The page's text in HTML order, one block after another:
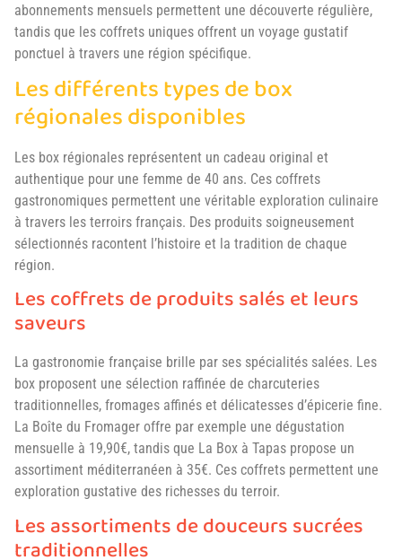
abonnements mensuels permettent une découverte régulière,
tandis que les coffrets uniques offrent un voyage gustatif
ponctuel à travers une région spécifique.
Les différents types de box
régionales disponibles
Les box régionales représentent un cadeau original et
authentique pour une femme de 40 ans. Ces coffrets
gastronomiques permettent une véritable exploration culinaire
à travers les terroirs français. Des produits soigneusement
sélectionnés racontent l’histoire et la tradition de chaque
région.
Les coffrets de produits salés et leurs
saveurs
La gastronomie française brille par ses spécialités salées. Les
box proposent une sélection raffinée de charcuteries
traditionnelles, fromages affinés et délicatesses d’épicerie fine.
La Boîte du Fromager offre par exemple une dégustation
mensuelle à 19,90€, tandis que La Box à Tapas propose un
assortiment méditerranéen à 35€. Ces coffrets permettent une
exploration gustative des richesses du terroir.
Les assortiments de douceurs sucrées
traditionnelles